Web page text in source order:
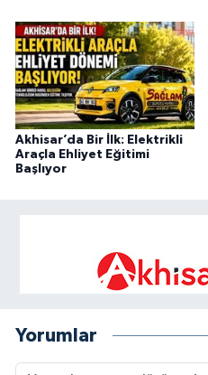
Akhisar’da Bir İlk: Elektrikli
Araçla Ehliyet Eğitimi
Başlıyor
Yorumlar